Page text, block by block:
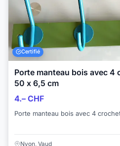
Certifié
Porte manteau bois avec 4
50 x 6,5 cm
4.– CHF
Porte manteau bois avec 4
Nyon, Vaud